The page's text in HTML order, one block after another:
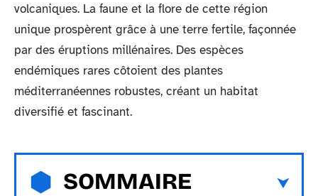
volcaniques. La faune et la flore de cette région
unique prospèrent grâce à une terre fertile, façonnée
par des éruptions millénaires. Des espèces
endémiques rares côtoient des plantes
méditerranéennes robustes, créant un habitat
diversifié et fascinant.
SOMMAIRE